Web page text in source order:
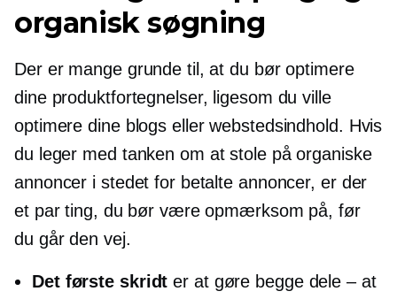
organisk søgning
Der er mange grunde til, at du bør optimere
dine produktfortegnelser, ligesom du ville
optimere dine blogs eller webstedsindhold. Hvis
du leger med tanken om at stole på organiske
annoncer i stedet for betalte annoncer, er der
et par ting, du bør være opmærksom på, før
du går den vej.
Det første skridt er at gøre begge dele – at